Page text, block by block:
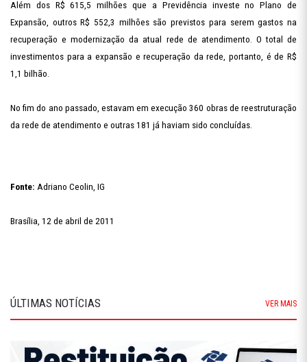
Além dos R$ 615,5 milhões que a Previdência investe no Plano de
Expansão, outros R$ 552,3 milhões são previstos para serem gastos na
recuperação e modernização da atual rede de atendimento. O total de
investimentos para a expansão e recuperação da rede, portanto, é de R$
1,1 bilhão.
No fim do ano passado, estavam em execução 360 obras de reestruturação
da rede de atendimento e outras 181 já haviam sido concluídas.
Fonte: Adriano Ceolin, IG
Brasília, 12 de abril de 2011
ÚLTIMAS NOTÍCIAS VER MAIS